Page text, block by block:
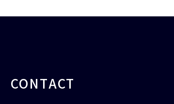
CONTACT